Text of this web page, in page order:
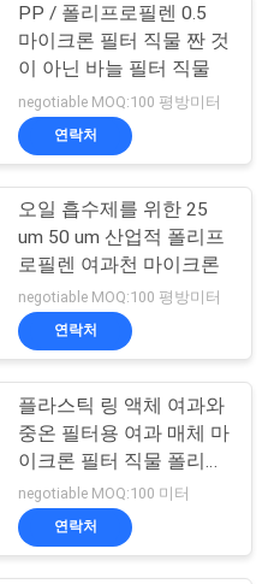
포
13
물
PP / 폴리프로필렌 0.5
마이크론 필터 직물 짠 것
이 아닌 바늘 필터 직물
negotiable MOQ:100 평방미터
연락처
오일 흡수제를 위한 25
um 50 um 산업적 폴리프
로필렌 여과천 마이크론
negotiable MOQ:100 평방미터
연락처
플라스틱 링 액체 여과와
중온 필터용 여과 매체 마
이크론 필터 직물 폴리에
스테르 / 폴리프로필렌
negotiable MOQ:100 미터
연락처